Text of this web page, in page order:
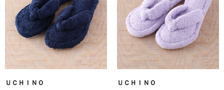
ＵＣＨＩＮＯ
ＵＣＨＩＮＯ